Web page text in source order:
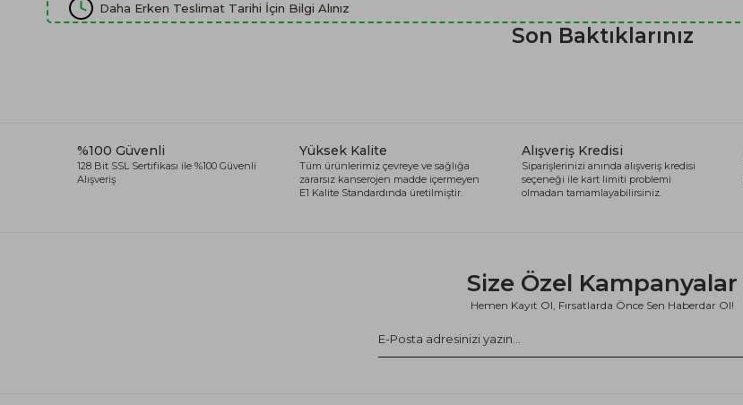
Daha Erken Teslimat Tarihi İçin Bilgi Alınız
Son Baktıklarınız
%100 Güvenli
128 Bit SSL Sertifikası ile %100 Güvenli
Alışveriş
Yüksek Kalite
Tüm ürünlerimiz çevreye ve sağlığa
zararsız kanserojen madde içermeyen
E1 Kalite Standardında üretilmiştir.
Alışveriş Kredisi
Siparişlerinizi anında alışveriş kredisi
seçeneği ile kart limiti problemi
olmadan tamamlayabilirsiniz.
Size Özel Kampanyalar
Hemen Kayıt Ol, Fırsatlarda Önce Sen Haberdar Ol!